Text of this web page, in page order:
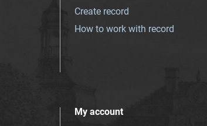
Create record
How to work with record
My account